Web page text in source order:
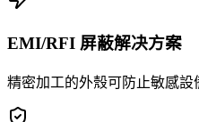
EMI/RFI 屏蔽解决方案
精密加工的外殼可防止敏感設